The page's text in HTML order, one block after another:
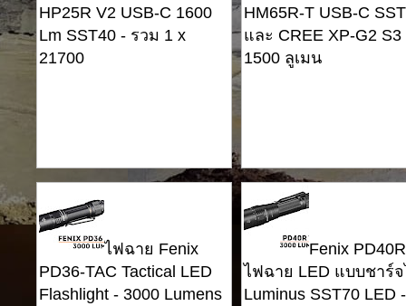
HP25R V2 USB-C 1600
Lm SST40 - รวม 1 x
21700
HM65R-T USB-C
และ CREE XP-G2 S3
1500 ลูเมน
ไฟฉาย Fenix ​​
PD36-TAC Tactical LED
Flashlight - 3000 Lumens
Fenix
ไฟฉาย LED แบบชาร์
Luminus SST70 LED -